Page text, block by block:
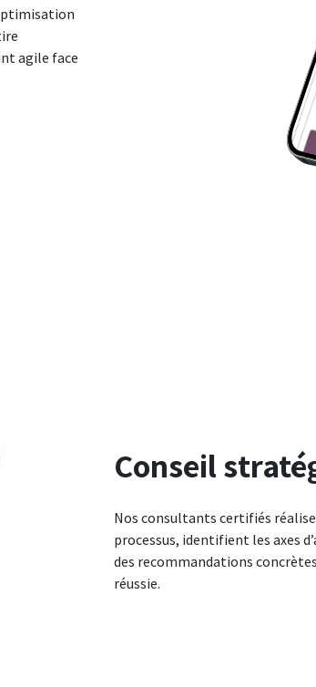
agile face
Conseil
Nos consultants certifiés
processus, identifient les axes
des recommandations
réussie.